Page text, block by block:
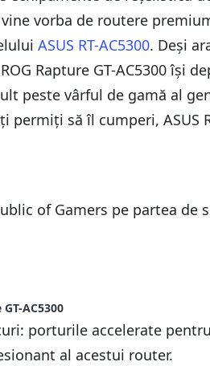
vorba de routere
ASUS RT-AC5300. Deși
Rapture GT-AC5300 își
peste vârful de gamă al
să îl cumperi, ASUS
of Gamers pe partea de
AC5300
porturile accelerate
al acestui router.